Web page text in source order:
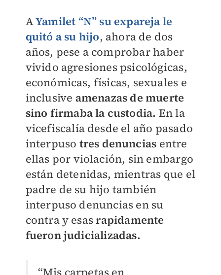
AYamilet “N” su expareja le
quitó a su hijo, ahora de dos
años, pese a comprobar haber
vivido agresiones psicológicas,
económicas, físicas, sexuales e
inclusive amenazas de muerte
sino firmaba la custodia. En la
vicefiscalía desde el año pasado
interpuso tres denuncias entre
ellas por violación, sin embargo
están detenidas, mientras que el
padre de su hijo también
interpuso denuncias en su
contra y esasrapidamente
fueron judicializadas.